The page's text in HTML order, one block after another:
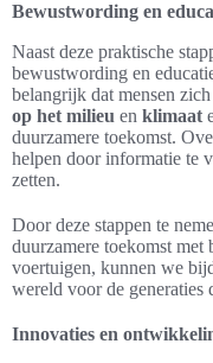
Bewustwording en
Naast deze praktische
bewustwording en
belangrijk dat mensen
op het milieu en klimaat
duurzamere toekomst.
helpen door informatie te
zetten.
Door deze stappen te
duurzamere toekomst met
voertuigen, kunnen we
wereld voor de generaties
Innovaties en